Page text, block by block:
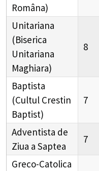
Româna)
Unitariana
(Biserica
Unitariana
Maghiara)
8
Baptista
(Cultul Crestin
Baptist)
7
Adventista de
Ziua a Saptea
7
Greco-Catolica